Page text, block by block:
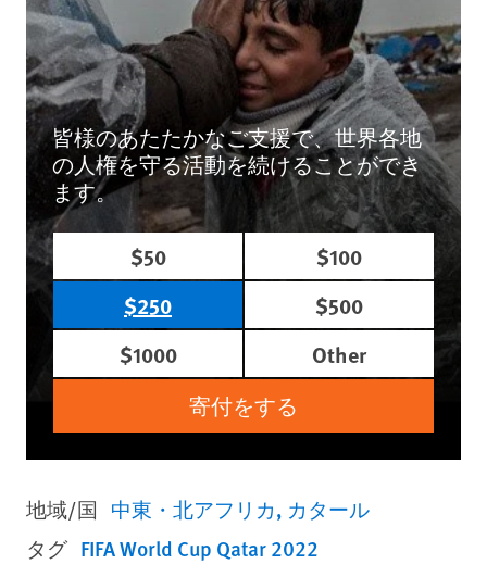
皆様のあたたかなご支援で、世界各地
の人権を守る活動を続けることができ
ます。
$50
$100
$250
$500
$1000
Other
寄付をする
地域/国 中東・北アフリカ カタール
タグ FIFA World Cup Qatar 2022